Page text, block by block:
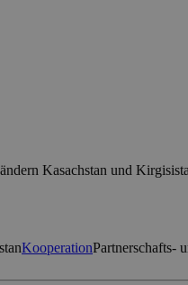
Kasachstan und
KooperationPartnerschafts-